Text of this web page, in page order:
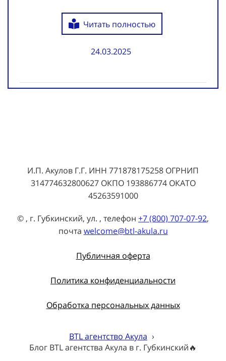
Читать полностью
24.03.2025
И.П. Акулов Г.Г. ИНН 771878175258 ОГРНИП
314774632800627 ОКПО 193886774 ОКАТО
45263591000
© , г. Губкинский, ул. , телефон +7 (800) 707-07-92,
почта welcome@btl-akula.ru
Публичная оферта
Политика конфиденциальности
Обработка персональных данных
BTL агентство Акула ›
Блог BTL агентства Акула в г. Губкинский🔥